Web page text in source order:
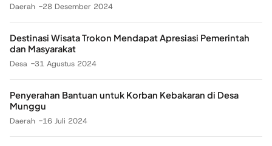
Daerah 28 Desember 2024
Destinasi Wisata Trokon Mendapat Apresiasi Pemerintah
dan Masyarakat
Desa 31 Agustus 2024
Penyerahan Bantuan untuk Korban Kebakaran di Desa
Munggu
Daerah 16 Juli 2024